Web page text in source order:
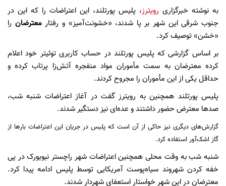
به نوشته خبرگزاری رویترز، پلیس پورتلند، این اعتراضات را که این در
جنوب شرقی این شهر بر پا شدند، «خشونت‌آمیز» و رفتارمعترضان را
«خشن» توصیف کرد.
بر اساس گزارشی که پلیس پورتلند در حساب کاربری توئیتر خود اعلام
کرده معترضان به سمت مأموران مواد منفجره آتش‌زا پرتاب کرده و
حداقل یکی از این مأموران را مجروح کردند.
پلیس پورتلند همچنین به رویترز گفت در آغاز اعتراضات شنبه شب،
صد‌ها معترض حضور داشتند و عده‌ای نیز دستگیر شدند.
گزارش‌های دیگری نیز حاکی از آن است که پلیس در جریان این اعتراضات بار‌ها از
گاز اشک‌آور استفاده کرد.
شنبه شب به وقت محلی همچنین اعتراضات شهر راچستر نیویورک در پی
خفه‌ کردن شهروند سیاه‌پوست آمریکایی توسط پلیس ادامه پیدا کرد.
معترضان در این شهر خواستار استعفای شهردار شدند.